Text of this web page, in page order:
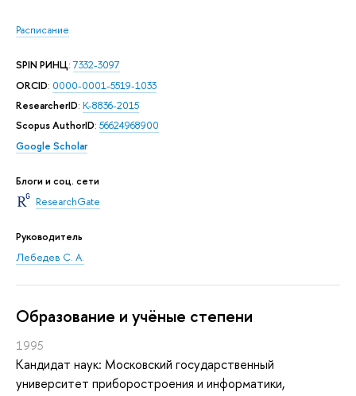
Расписание
SPIN РИНЦ:7332-3097
ORCID: 0000-0001-5519-1033
ResearcherID: K-8836-2015
Scopus AuthorID: 56624968900
Google Scholar
Блоги и соц. сети
ResearchGate
Руководитель
Лебедев С. А.
Oбразование и учёные степени
1995
Кандидат наук: Московский государственный
университет приборостроения и информатики,